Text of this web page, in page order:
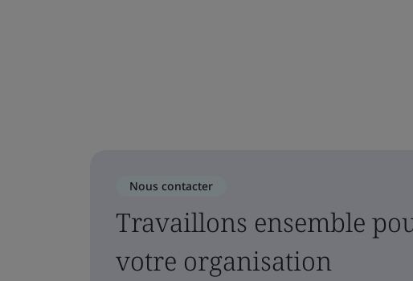
Nous contacter
Travaillons ensemble
votre organisation